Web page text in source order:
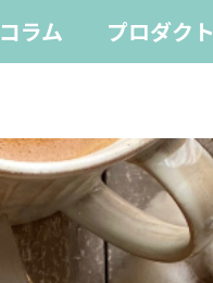
コラム
プロダクト